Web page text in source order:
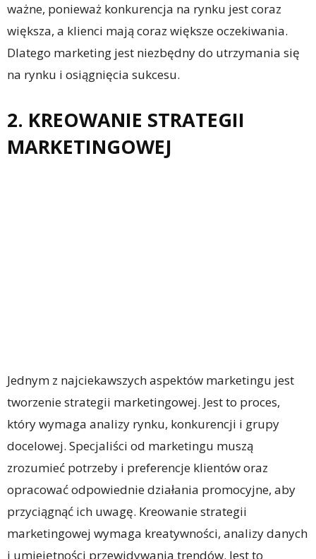
ważne, ponieważ konkurencja na rynku jest coraz
większa, a klienci mają coraz większe oczekiwania.
Dlatego marketing jest niezbędny do utrzymania się
na rynku i osiągnięcia sukcesu.
2. KREOWANIE STRATEGII
MARKETINGOWEJ
Jednym z najciekawszych aspektów marketingu jest
tworzenie strategii marketingowej. Jest to proces,
który wymaga analizy rynku, konkurencji i grupy
docelowej. Specjaliści od marketingu muszą
zrozumieć potrzeby i preferencje klientów oraz
opracować odpowiednie działania promocyjne, aby
przyciągnąć ich uwagę. Kreowanie strategii
marketingowej wymaga kreatywności, analizy danych
i umiejętności przewidywania trendów. Jest to